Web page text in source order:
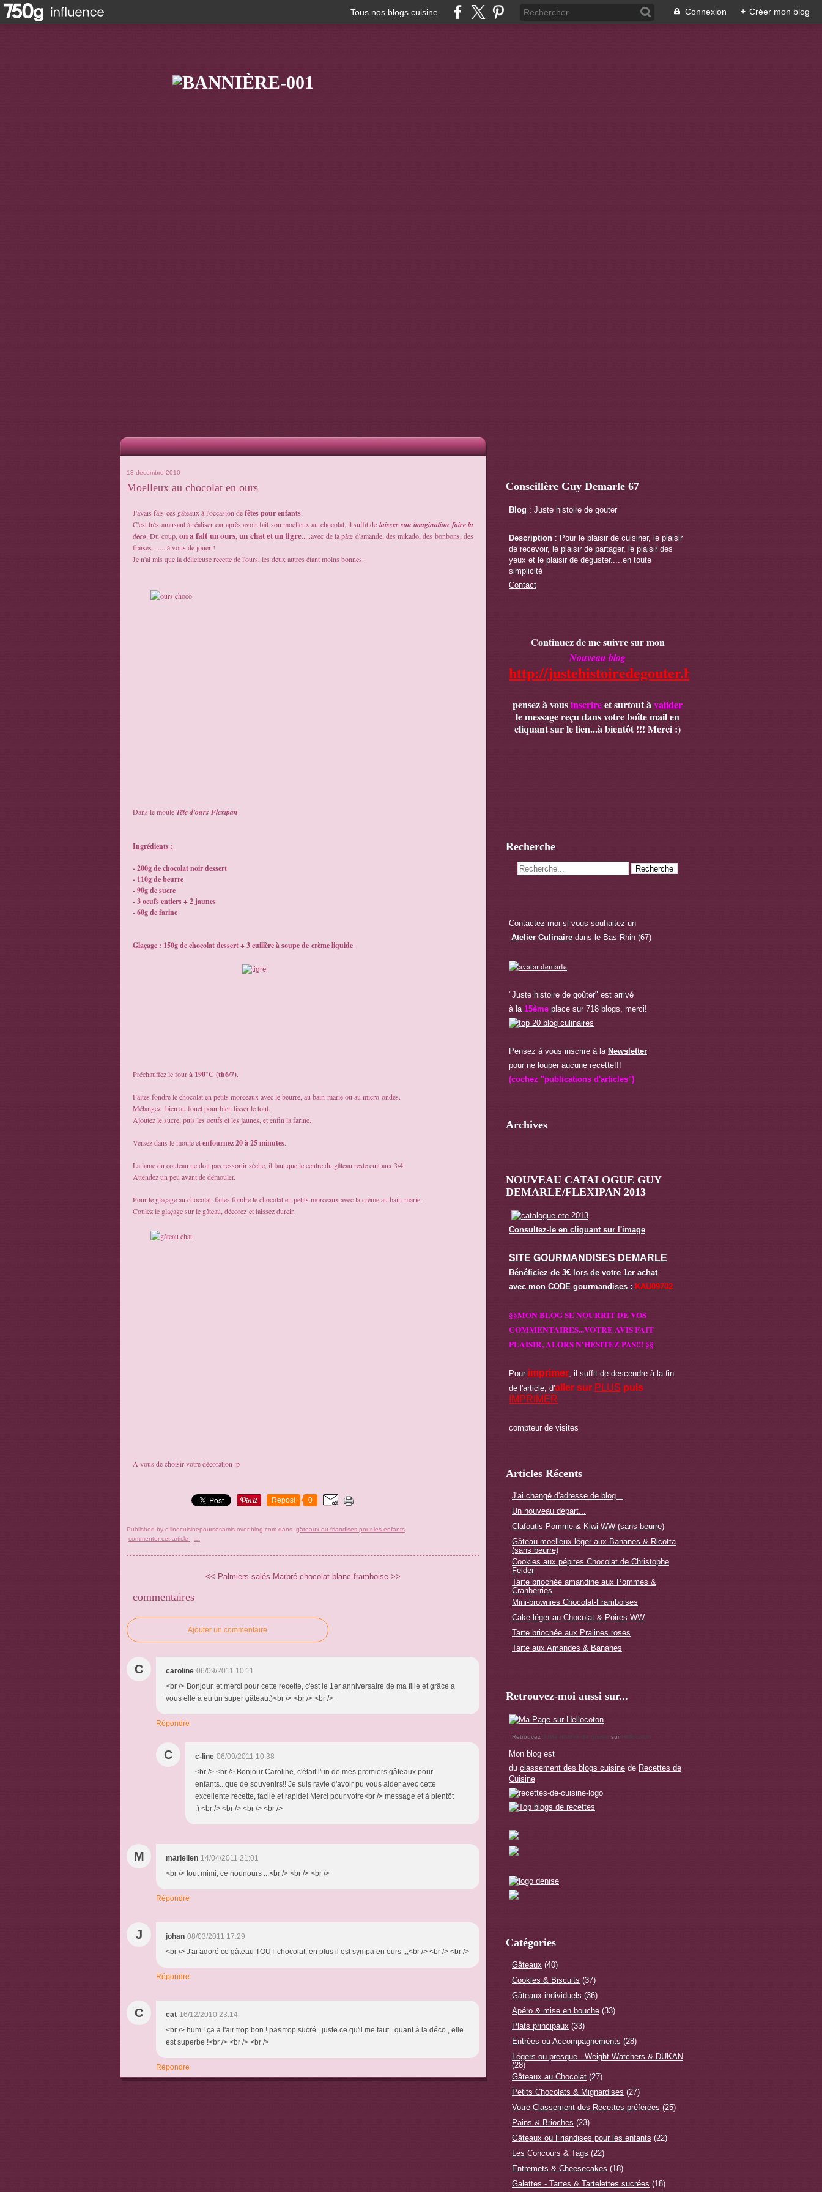
Tous nos blogs cuisine Connexion + Créer mon blog
13 décembre 2010
Moelleux au chocolat en ours
J'avais fais ces gâteaux à l'occasion defêtes pour enfants.
C'est très amusant à réaliser car après avoir fait son moelleux au chocolat, il suffit de laisser son imagination faire la
déco. Du coup, on a fait un ours, un chat et un tigre.....avec de la pâte d'amande, des mikado, des bonbons, des
fraises .......à vous de jouer !
Je n'ai mis que la délicieuse recette de l'ours, les deux autres étant moins bonnes.
Dans le mouleTête d'ours Flexipan
Ingrédients :
- 200g de chocolat noir dessert
- 110g de beurre
- 90g de sucre
- 3 oeufs entiers + 2 jaunes
- 60g de farine
Glaçage : 150g de chocolat dessert + 3 cuillère à soupe de crème liquide
Préchauffez le fourà 190°C (th6/7).
Faites fondre le chocolat en petits morceaux avec le beurre, au bain-marie ou au micro-ondes.
Mélangez bien au fouet pour bien lisser le tout.
Ajoutez le sucre, puis les oeufs et les jaunes, et enfin la farine.
Versez dans le moule etenfournez 20 à 25 minutes.
La lame du couteau ne doit pas ressortir sèche, il faut que le centre du gâteau reste cuit aux 3/4.
Attendez un peu avant de démouler.
Pour le glaçage au chocolat, faites fondre le chocolat en petits morceaux avec la crème au bain-marie.
Coulez le glaçage sur le gâteau, décorez et laissez durcir.
A vous de choisir votre décoration :p
Repost 0
Published by c-linecuisinepoursesamis.over-blog.com dans gâteaux ou friandises pour les enfants
commenter cet article
<< Palmiers salés Marbré chocolat blanc-framboise >>
commentaires
Ajouter un commentaire
C caroline 06/09/2011 10:11
<br /> Bonjour, et merci pour cette recette, c'est le 1er anniversaire de ma fille et grâce a
vous elle a eu un super gâteau:)<br /> <br /> <br />
Répondre
C c-line 06/09/2011 10:38
<br /> <br /> Bonjour Caroline, c'était l'un de mes premiers gâteaux pour
enfants...que de souvenirs!! Je suis ravie d'avoir pu vous aider avec cette
excellente recette, facile et rapide! Merci pour votre<br /> message et à bientôt
:) <br /> <br /> <br /> <br />
M mariellen 14/04/2011 21:01
<br /> tout mimi, ce nounours ...<br /> <br /> <br />
Répondre
J johan 08/03/2011 17:29
<br /> J'ai adoré ce gâteau TOUT chocolat, en plus il est sympa en ours ;;;<br /> <br /> <br />
Répondre
C cat 16/12/2010 23:14
<br /> hum ! ça a l'air trop bon ! pas trop sucré , juste ce qu'il me faut . quant à la déco , elle
est superbe !<br /> <br /> <br />
Répondre
Conseillère Guy Demarle 67
Blog : Juste histoire de gouter
Description : Pour le plaisir de cuisiner, le plaisir
de recevoir, le plaisir de partager, le plaisir des
yeux et le plaisir de déguster.....en toute
simplicité
Contact
Continuez de me suivre sur mon
Nouveau blog
http://justehistoiredegouter.blogspot.fr
pensez à vousinscrireet surtout àvalider
le message reçu dans votre boîte mail en
cliquant sur le lien...à bientôt !!! Merci :)
Recherche
Contactez-moi si vous souhaitez un
Atelier Culinaire dans le Bas-Rhin (67)
"Juste histoire de goûter" est arrivé
à la 15ème place sur 718 blogs, merci!
Pensez à vous inscrire à la Newsletter
pour ne louper aucune recette!!!
(cochez "publications d'articles")
Archives
NOUVEAU CATALOGUE GUY
DEMARLE/FLEXIPAN 2013
Consultez-le en cliquant sur l'image
SITE GOURMANDISES DEMARLE
Bénéficiez de 3€ lors de votre 1er achat
avec mon CODE gourmandises : KAU09702
§§MON BLOG SE NOURRIT DE VOS
COMMENTAIRES...VOTRE AVIS FAIT
PLAISIR, ALORS N'HESITEZ PAS!!! §§
Pour imprimer, il suffit de descendre à la fin
de l'article, d'aller sur PLUS puis
IMPRIMER
compteur de visites
Articles Récents
J'ai changé d'adresse de blog...
Un nouveau départ...
Clafoutis Pomme & Kiwi WW (sans beurre)
Gâteau moelleux léger aux Bananes & Ricotta
(sans beurre)
Cookies aux pépites Chocolat de Christophe
Felder
Tarte briochée amandine aux Pommes &
Cranberries
Mini-brownies Chocolat-Framboises
Cake léger au Chocolat & Poires WW
Tarte briochée aux Pralines roses
Tarte aux Amandes & Bananes
Retrouvez-moi aussi sur...
Retrouvez Juste histoire de gouter sur Hellocoton
Mon blog est
du classement des blogs cuisine de Recettes de
Cuisine
Catégories
Gâteaux (40)
Cookies & Biscuits (37)
Gâteaux individuels (36)
Apéro & mise en bouche (33)
Plats principaux (33)
Entrées ou Accompagnements (28)
Légers ou presque...Weight Watchers & DUKAN
(28)
Gâteaux au Chocolat (27)
Petits Chocolats & Mignardises (27)
Votre Classement des Recettes préférées (25)
Pains & Brioches (23)
Gâteaux ou Friandises pour les enfants (22)
Les Concours & Tags (22)
Entremets & Cheesecakes (18)
Galettes - Tartes & Tartelettes sucrées (18)